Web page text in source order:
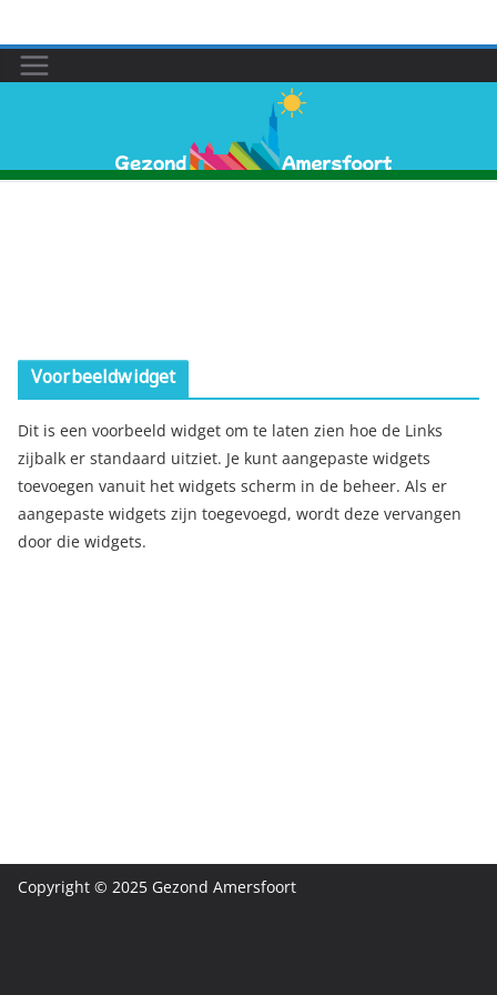
naar
de
Voorbeeldwidget
Dit is een voorbeeld widget om te laten zien hoe de Links
zijbalk er standaard uitziet. Je kunt aangepaste widgets
toevoegen vanuit het widgets scherm in de beheer. Als er
aangepaste widgets zijn toegevoegd, wordt deze vervangen
door die widgets.
Copyright © 2025 Gezond Amersfoort